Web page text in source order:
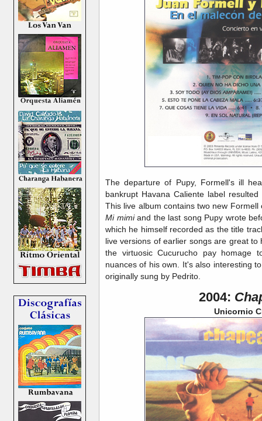
The departure of Pupy, Formell's ill
bankrupt Havana Caliente label
This live album contains two new
Mi mimiand the last song Pupy wrote
which he himself recorded as the title
live versions of earlier songs are great
the virtuosic Cucurucho pay homage
nuances of his own. It's also interesting
originally sung by Pedrito.
2004:
Unicornio